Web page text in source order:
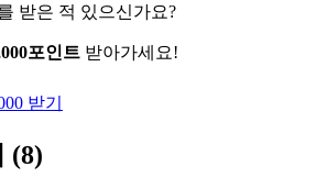
받은 적 있으신가요?
포인트 받아가세요!
받기
(8)